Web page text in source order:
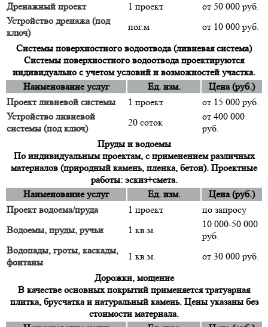
Дренажный проект
1 проект
от 50 000 руб.
Устройство дренажа (под
ключ)
пог.м
от 10 000 руб.
Системы поверхностного водоотвода (ливневая система)
Системы поверхностного водоотвода проектируются
индивидуально с учетом условий и возможностей участка.
Наименование услуг
Ед. изм.
Цена (руб.)
Проект ливневой системы
1 проект
от 15 000 руб.
Устройство ливневой
системы (под ключ)
20 соток
от 400 000
руб.
Пруды и водоемы
По индивидуальным проектам, с применением различных
материалов (природный камень, пленка, бетон). Проектные
работы: эскиз+смета.
Наименование услуг
Ед. изм.
Цена (руб.)
Проект водоема/пруда
1 проект
по запросу
Водоемы, пруды, ручьи
1 кв.м.
10 000-50 000
руб.
Водопады, гроты, каскады,
фонтаны
1 кв.м.
от 30 000 руб.
Дорожки, мощение
В качестве основных покрытий применяется тратуарная
плитка, брусчатка и натуральный камень. Цены указаны без
стоимости материала.